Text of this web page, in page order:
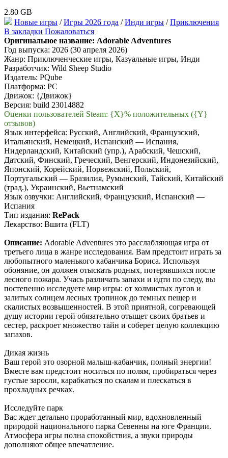
2.80 GB
Новые игры /Игры 2026 года /Инди игры /Приключения
В закладки Пожаловаться
Оригинальное название: Adorable Adventures
Год выпуска: 2026 (30 апреля 2026)
Жанр: Приключенческие игры, Казуальные игры, Инди
Разработчик: Wild Sheep Studio
Издатель: PQube
Платформа: PC
Движок: {Движок}
Версия: build 23014882
Оценки пользователей Steam: {X}% положительных ({Y}
отзывов)
Язык интерфейса: Русский, Английский, Французский,
Итальянский, Немецкий, Испанский — Испания,
Нидерландский, Китайский (упр.), Арабский, Чешский,
Датский, Финский, Греческий, Венгерский, Индонезийский,
Японский, Корейский, Норвежский, Польский,
Португальский — Бразилия, Румынский, Тайский, Китайский
(трад.), Украинский, Вьетнамский
Язык озвучки: Английский, Французский, Испанский —
Испания
Тип издания: RePack
Лекарство: Вшита (FLT)
Описание: Adorable Adventures это расслабляющая игра от
третьего лица в жанре исследования. Вам предстоит играть за
любопытного маленького кабанчика Бориса. Используя
обоняние, он должен отыскать родных, потерявшихся после
лесного пожара. Учась различать запахи и идти по следу, вы
постепенно исследуете мир игры: от холмистых лугов и
залитых солнцем лесных тропинок до темных пещер и
скалистых возвышенностей. В этой приятной, согревающей
душу истории герой обязательно отыщет своих братьев и
сестер, раскроет множество тайн и соберет целую коллекцию
запахов.
Дикая жизнь
Ваш герой это озорной малыш-кабанчик, полный энергии!
Вместе вам предстоит носиться по полям, пробираться через
густые заросли, карабкаться по скалам и плескаться в
прохладных речках.
Исследуйте парк
Вас ждет детально проработанный мир, вдохновленный
природой национального парка Севенны на юге Франции.
Атмосфера игры полна спокойствия, а звуки природы
дополняют общее впечатление.